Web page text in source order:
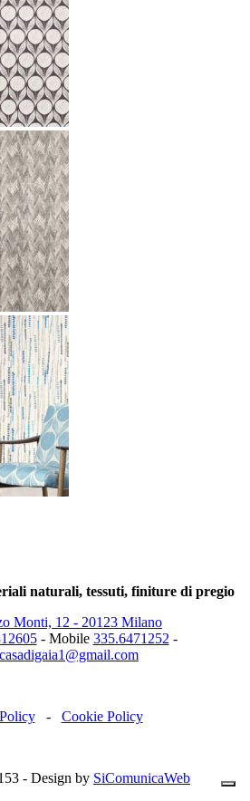
naturali, tessuti, finiture di pregio
Monti, 12 - 20123 Milano
- Mobile 335.6471252 -
- Cookie Policy
- Design by SiComunicaWeb